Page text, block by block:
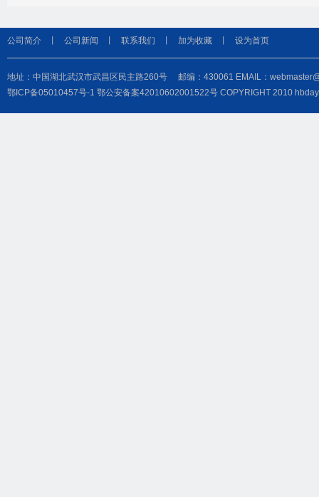
公司简介 公司新闻 联系我们 加为收藏 设为首页
地址：中国湖北武汉市武昌区民主路260号 邮编：430061 EMAIL：
鄂ICP备05010457号-1 鄂公安备案42010602001522号 COPYRIGHT 2010